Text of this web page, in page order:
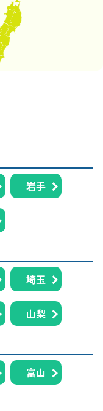
岩手
埼玉
山梨
富山